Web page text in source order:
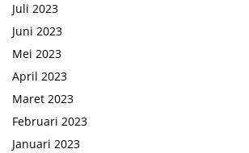
Juli 2023
Juni 2023
Mei 2023
April 2023
Maret 2023
Februari 2023
Januari 2023